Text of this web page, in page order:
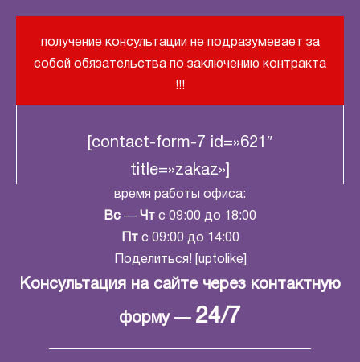
получение консультации не подразумевает за
собой обязательства по заключению контракта
!!!
[contact-form-7 id=»621″
title=»zakaz»]
время работы офиса:
Вс — Чт с 09:00 до 18:00
Птс 09:00 до 14:00
Поделиться! [uptolike]
Консультация на сайте через контактную
форму — 24/7